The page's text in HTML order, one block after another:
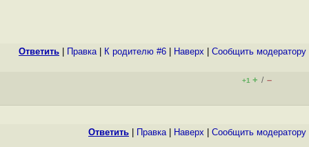
Ответить Правка| К родителю #6 Наверх Cообщить модератору
+1 + / –
Ответить Правка| Наверх Cообщить модератору